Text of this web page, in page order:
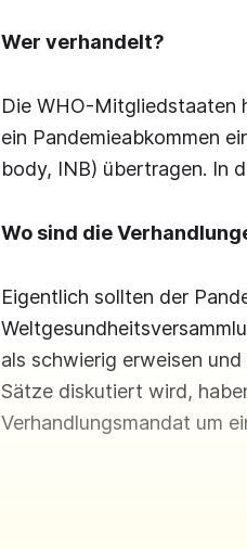
Wer verhandelt?
Die WHO-Mitgliedstaaten
ein Pandemieabkommen
body, INB) übertragen. In
Wo sind die
Eigentlich sollten der
als schwierig erweisen
Sätze diskutiert wird,
Verhandlungsmandat um